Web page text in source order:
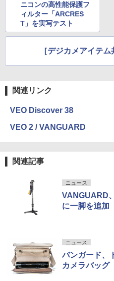
ニコンの高性能保護フ
ィルター「ARCRES
T」を実写テスト
［デジカメアイテ
関連リンク
VEO Discover 38
VEO 2 / VANGUARD
関連記事
ニュース
VANGUARD
に一脚を追加
ニュース
バンガード、
カメラバッグ